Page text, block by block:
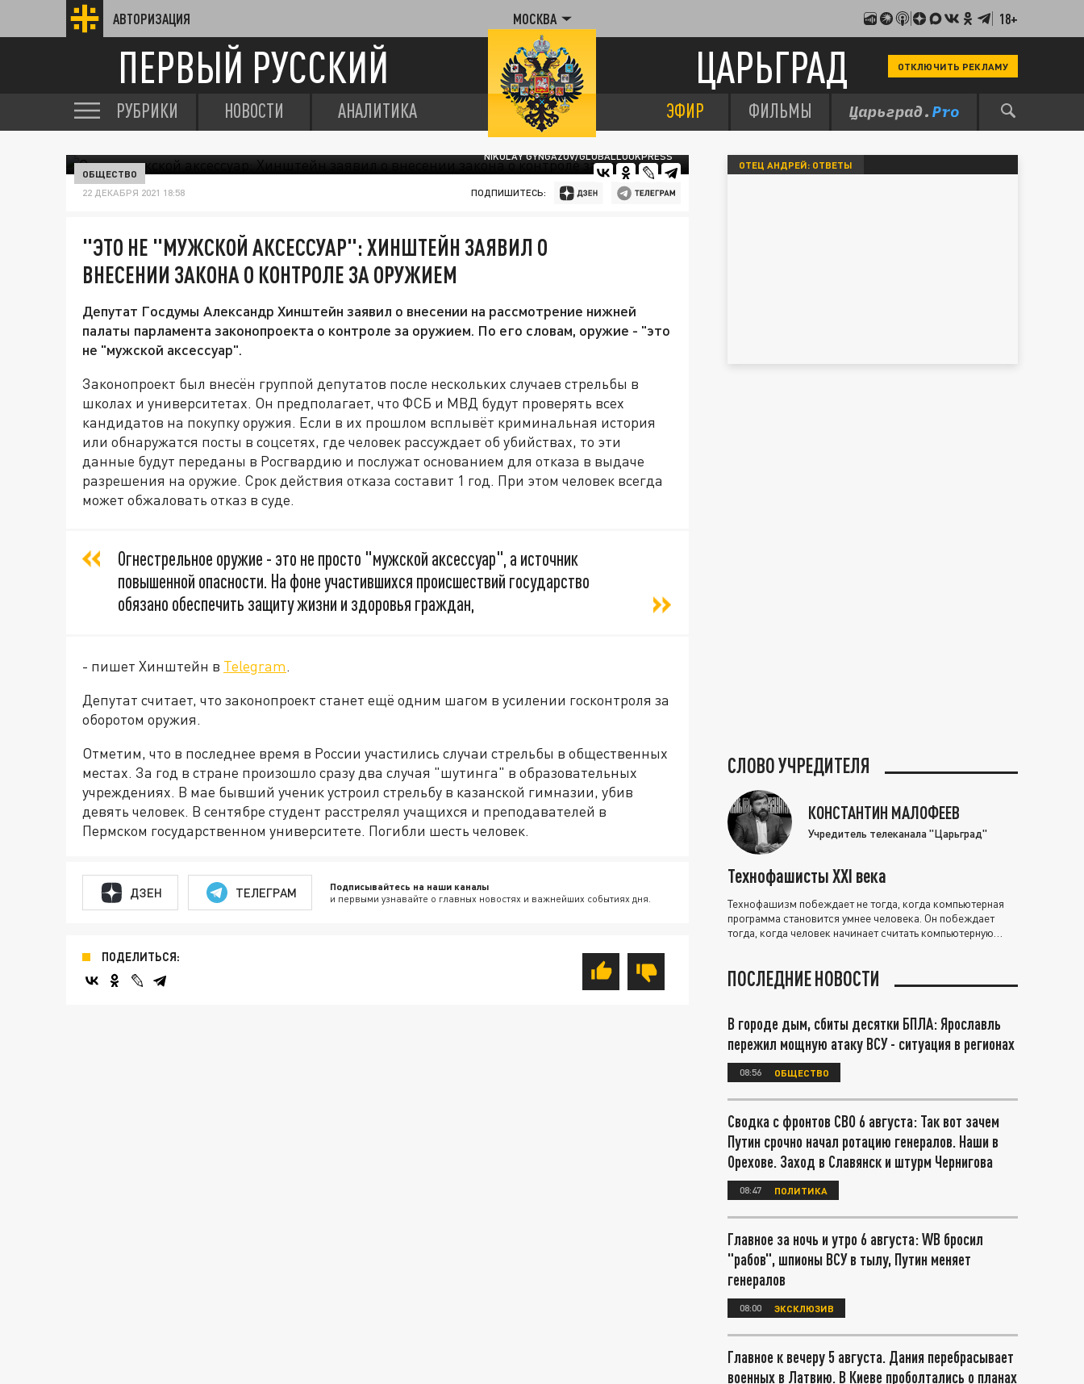
АВТОРИЗАЦИЯ МОСКВА 18+
ПЕРВЫЙ РУССКИЙ ЦАРЬГРАД ОТКЛЮЧИТЬ РЕКЛАМУ
РУБРИКИ НОВОСТИ АНАЛИТИКА ЭФИР ФИЛЬМЫ
NIKOLAY GYNGAZOV/GLOBALLOOKPRESS
ОБЩЕСТВО
22 ДЕКАБРЯ 2021 18:58 ПОДПИШИТЕСЬ:
"ЭТО НЕ "МУЖСКОЙ АКСЕССУАР": ХИНШТЕЙН ЗАЯВИЛ О
ВНЕСЕНИИ ЗАКОНА О КОНТРОЛЕ ЗА ОРУЖИЕМ
Депутат Госдумы Александр Хинштейн заявил о внесении на рассмотрение нижней
палаты парламента законопроекта о контроле за оружием. По его словам, оружие - "это
не "мужской аксессуар".
Законопроект был внесён группой депутатов после нескольких случаев стрельбы в
школах и университетах. Он предполагает, что ФСБ и МВД будут проверять всех
кандидатов на покупку оружия. Если в их прошлом всплывёт криминальная история
или обнаружатся посты в соцсетях, где человек рассуждает об убийствах, то эти
данные будут переданы в Росгвардию и послужат основанием для отказа в выдаче
разрешения на оружие. Срок действия отказа составит 1 год. При этом человек всегда
может обжаловать отказ в суде.
Огнестрельное оружие - это не просто "мужской аксессуар", а источник
повышенной опасности. На фоне участившихся происшествий государство
обязано обеспечить защиту жизни и здоровья граждан,
- пишет Хинштейн в Telegram.
Депутат считает, что законопроект станет ещё одним шагом в усилении госконтроля за
оборотом оружия.
Отметим, что в последнее время в России участились случаи стрельбы в общественных
местах. За год в стране произошло сразу два случая "шутинга" в образовательных
учреждениях. В мае бывший ученик устроил стрельбу в казанской гимназии, убив
девять человек. В сентябре студент расстрелял учащихся и преподавателей в
Пермском государственном университете. Погибли шесть человек.
ДЗЕН ТЕЛЕГРАМ Подписывайтесь на наши каналы
и первыми узнавайте о главных новостях и важнейших событиях дня.
ПОДЕЛИТЬСЯ:
ОТЕЦ АНДРЕЙ: ОТВЕТЫ
СЛОВО УЧРЕДИТЕЛЯ
КОНСТАНТИН МАЛОФЕЕВ
Учредитель телеканала "Царьград"
Технофашисты XXI века
Технофашизм побеждает не тогда, когда компьютерная
программа становится умнее человека. Он побеждает
тогда, когда человек начинает считать компьютерную
ПОСЛЕДНИЕ НОВОСТИ
В городе дым, сбиты десятки БПЛА: Ярославль
пережил мощную атаку ВСУ - ситуация в регионах
08:56 ОБЩЕСТВО
Сводка с фронтов СВО 6 августа: Так вот зачем
Путин срочно начал ротацию генералов. Наши в
Орехове. Заход в Славянск и штурм Чернигова
08:47 ПОЛИТИКА
Главное за ночь и утро 6 августа: WB бросил
"рабов", шпионы ВСУ в тылу, Путин меняет
генералов
08:00 ЭКСКЛЮЗИВ
Главное к вечеру 5 августа. Дания перебрасывает
военных в Латвию. В Киеве проболтались о планах